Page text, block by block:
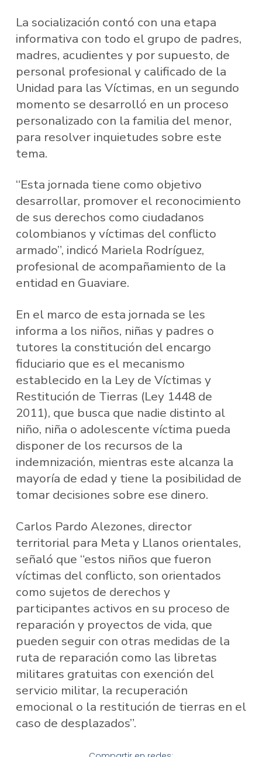
La socialización contó con una etapa
informativa con todo el grupo de padres,
madres, acudientes y por supuesto, de
personal profesional y calificado de la
Unidad para las Víctimas, en un segundo
momento se desarrolló en un proceso
personalizado con la familia del menor,
para resolver inquietudes sobre este
tema.
“Esta jornada tiene como objetivo
desarrollar, promover el reconocimiento
de sus derechos como ciudadanos
colombianos y víctimas del conflicto
armado”, indicó Mariela Rodríguez,
profesional de acompañamiento de la
entidad en Guaviare.
En el marco de esta jornada se les
informa a los niños, niñas y padres o
tutores la constitución del encargo
fiduciario que es el mecanismo
establecido en la Ley de Víctimas y
Restitución de Tierras (Ley 1448 de
2011), que busca que nadie distinto al
niño, niña o adolescente víctima pueda
disponer de los recursos de la
indemnización, mientras este alcanza la
mayoría de edad y tiene la posibilidad de
tomar decisiones sobre ese dinero.
Carlos Pardo Alezones, director
territorial para Meta y Llanos orientales,
señaló que “estos niños que fueron
víctimas del conflicto, son orientados
como sujetos de derechos y
participantes activos en su proceso de
reparación y proyectos de vida, que
pueden seguir con otras medidas de la
ruta de reparación como las libretas
militares gratuitas con exención del
servicio militar, la recuperación
emocional o la restitución de tierras en el
caso de desplazados”.